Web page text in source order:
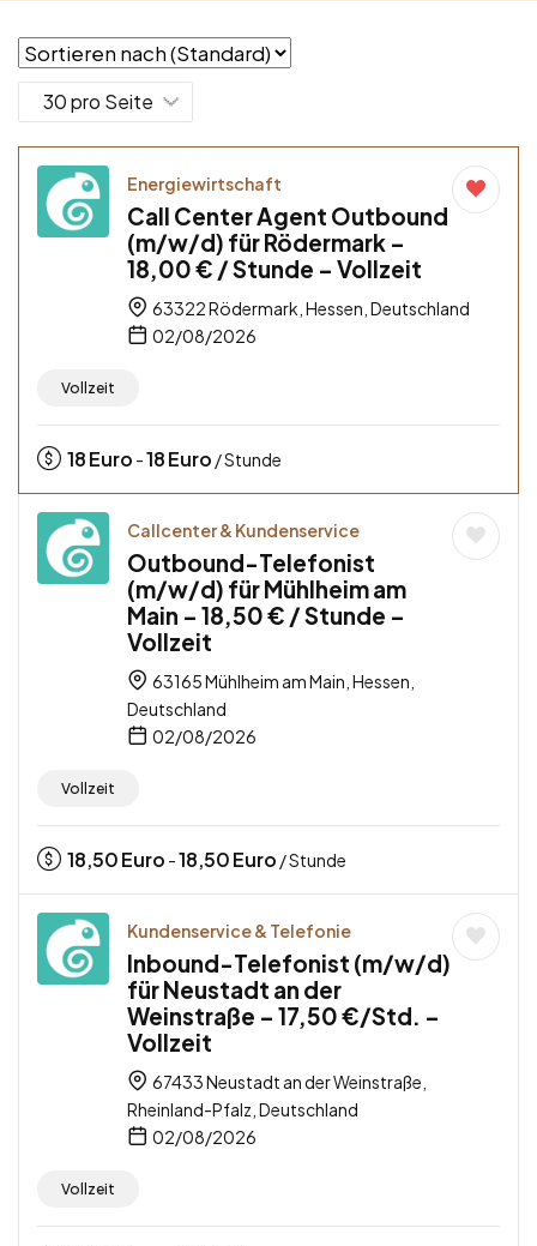
Energiewirtschaft
Call Center Agent Outbound
(m/w/d) für Rödermark –
18,00 € / Stunde – Vollzeit
63322 Rödermark, Hessen, Deutschland
02/08/2026
Vollzeit
18Euro -18Euro / Stunde
Callcenter & Kundenservice
Outbound-Telefonist
(m/w/d) für Mühlheim am
Main – 18,50 € / Stunde –
Vollzeit
63165 Mühlheim am Main, Hessen,
Deutschland
02/08/2026
Vollzeit
18,50Euro -18,50Euro / Stunde
Kundenservice & Telefonie
Inbound-Telefonist (m/w/d)
für Neustadt an der
Weinstraße – 17,50 €/Std. –
Vollzeit
67433 Neustadt an der Weinstraße,
Rheinland-Pfalz, Deutschland
02/08/2026
Vollzeit